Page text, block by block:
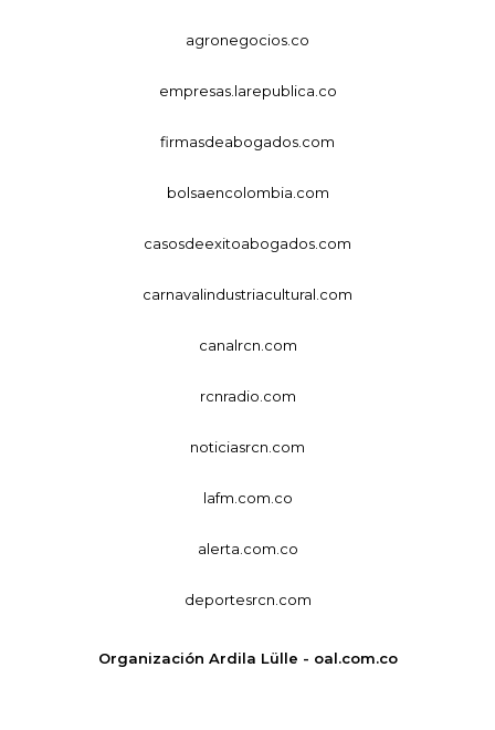
agronegocios.co
empresas.larepublica.co
firmasdeabogados.com
bolsaencolombia.com
casosdeexitoabogados.com
carnavalindustriacultural.com
canalrcn.com
rcnradio.com
noticiasrcn.com
lafm.com.co
alerta.com.co
deportesrcn.com
Organización Ardila Lülle - oal.com.co